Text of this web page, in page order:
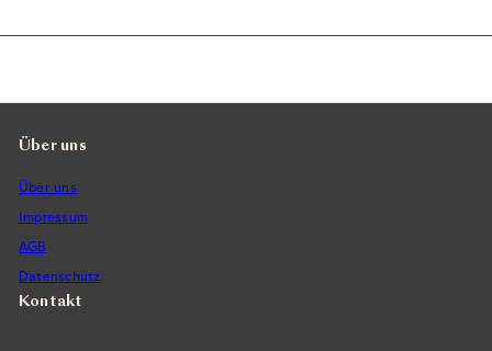
Über uns
Über uns
Impressum
AGB
Datenschutz
Kontakt